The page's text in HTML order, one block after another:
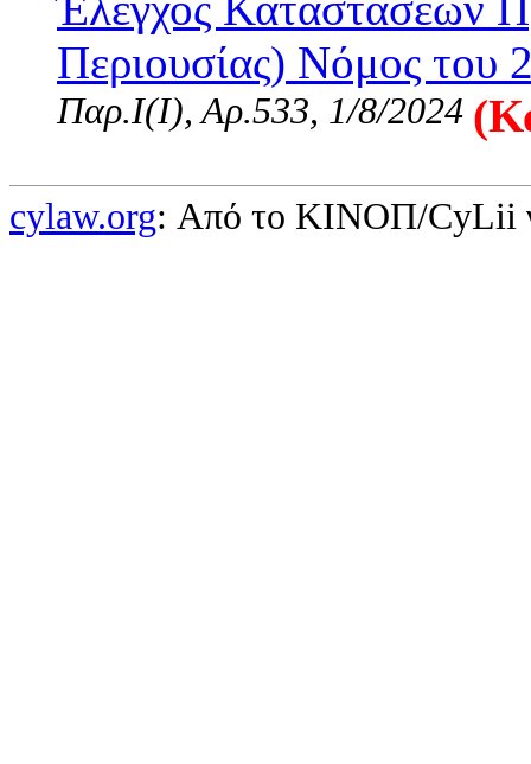
Περιουσίας) Νόμος
Παρ.Ι(I), Αρ.533, 1/8/2024
cylaw.org: Από το ΚΙΝOΠ/CyLii